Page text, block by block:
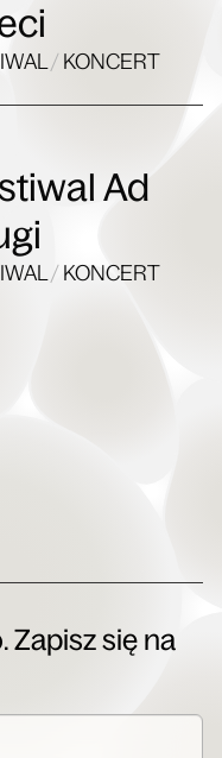
/ KONCERT
Ad
/ KONCERT
Zapisz się na